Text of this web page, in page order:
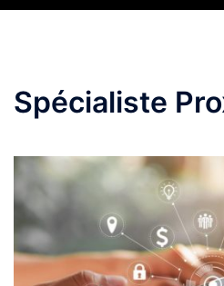
Spécialiste